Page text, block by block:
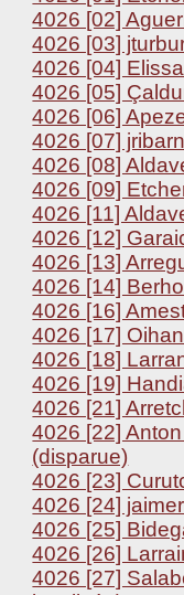
4026 [02]
4026 [03]
4026 [04]
4026 [05]
4026 [06]
4026 [07]
4026 [08]
4026 [09]
4026 [11]
4026 [12]
4026 [13]
4026 [14] Berho
4026 [16]
4026 [17]
4026 [18]
4026 [19]
4026 [21]
4026 [22]
(disparue)
4026 [23]
4026 [24]
4026 [25]
4026 [26]
4026 [27]